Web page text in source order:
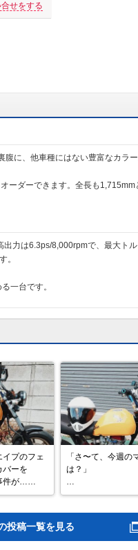
せをする
に、他車種にはない豊富なカラー
ーダーできます。全長も
力は6.3ps/8,000rpmで、最大ト
。
一台です。
イプのフェ
バーを
件が…
「さ〜て、今週の
は？」
​カツオです！
最近のマダヲさん
帰ると吸い込まれ
レージへ向かうん
投稿一覧を見る